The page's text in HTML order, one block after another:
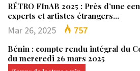
RÉTRO FInAB 2025 : Près d’une
experts et artistes étrangers…
Mar 26, 2025 757
Bénin : compte rendu intégral du
du mercredi 26 mars 2025